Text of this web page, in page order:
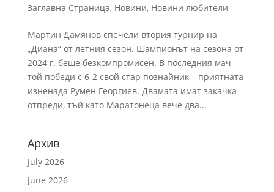
Заглавна Страница, Новини, Новини любители
Мартин Дамянов спечели втория турнир на
„Диана“ от летния сезон. Шампионът на сезона от
2024 г. беше безкомпромисен. В последния мач
той победи с 6-2 свой стар познайник – приятната
изненада Румен Георгиев. Двамата имат закачка
отпреди, тъй като Маратонеца вече два...
Архив
July 2026
June 2026